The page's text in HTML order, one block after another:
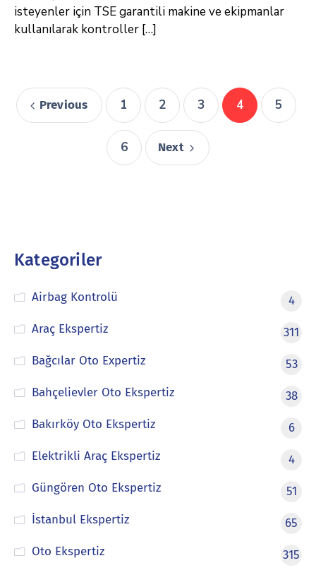
isteyenler için TSE garantili makine ve ekipmanlar
kullanılarak kontroller […]
Previous 1 2 3 4 5
6 Next
Kategoriler
Airbag Kontrolü
4
Araç Ekspertiz
311
Bağcılar Oto Expertiz
53
Bahçelievler Oto Ekspertiz
38
Bakırköy Oto Ekspertiz
6
Elektrikli Araç Ekspertiz
4
Güngören Oto Ekspertiz
51
İstanbul Ekspertiz
65
Oto Ekspertiz
315